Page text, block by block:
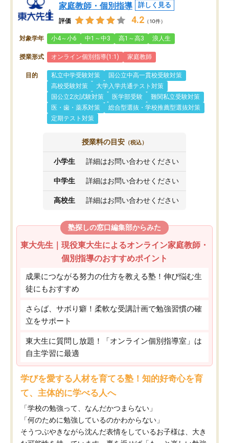
家庭教師・個別指導
詳しく見る
評価 4.2 （10件）
対象学年 小4～小6 中1～中3 高1～高3 浪人生
授業形式 オンライン個別指導(1:1) 家庭教師
目的 私立中学受験対策
国公立中高一貫校受験対策
高校受験対策
大学入学共通テスト対策
国公立2次試験対策
医学部受験
難関私立受験対策
医・歯・薬系対策
総合型選抜・学校推薦型選抜対策
定期テスト対策
授業料の目安 （税込）
小学生 詳細はお問い合わせください
中学生 詳細はお問い合わせください
高校生 詳細はお問い合わせください
塾探しの窓口編集部からみた
東大先生｜現役東大生によるオンライン家庭教師・
個別指導のおすすめポイント
成果につながる努力の仕方を教える塾！伸び悩む生
徒にもおすすめ
さらば、サボり癖！柔軟な受講計画で勉強習慣の確
立をサポート
東大生に質問し放題！「オンライン個別指導室」は
自主学習に最適
学びを愛する人材を育てる塾！知的好奇心を育
て、主体的に学べる人へ
「学校の勉強って、なんだかつまらない」
「何のために勉強しているのかわからない」
そうつぶやきながら沈んだ表情をしているお子様は、大き